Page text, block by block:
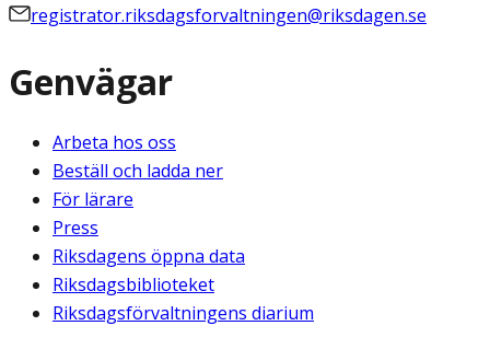
registrator.riksdagsforvaltningen@riksdagen.se
Genvägar
Arbeta hos oss
Beställ och ladda ner
För lärare
Press
Riksdagens öppna data
Riksdagsbiblioteket
Riksdagsförvaltningens diarium